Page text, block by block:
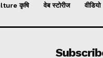
कृषि वेब स्टोरीज वीडियो